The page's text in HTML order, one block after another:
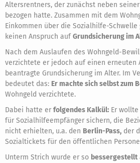
Altersrentners, der zunächst neben seiner
bezogen hatte. Zusammen mit dem
Einkommen über die Sozialhilfe-
keinen Anspruch aufGrundsicherung im
Nach dem Auslaufen des Wohngeld-
verzichtete er jedoch auf einen erneuten
beantragte Grundsicherung im Alter. Im
bedeutet das: Er machte sich selbst zum
Wohngeld verzichtete.
Dabei hatte er folgendes Kalkül: Er
für Sozialhilfeempfänger sichern, die
nicht erhielten, u.a. den Berlin-Pass, der
Sozialtickets für den öffentlichen
Unterm Strich wurde er so bessergestellt